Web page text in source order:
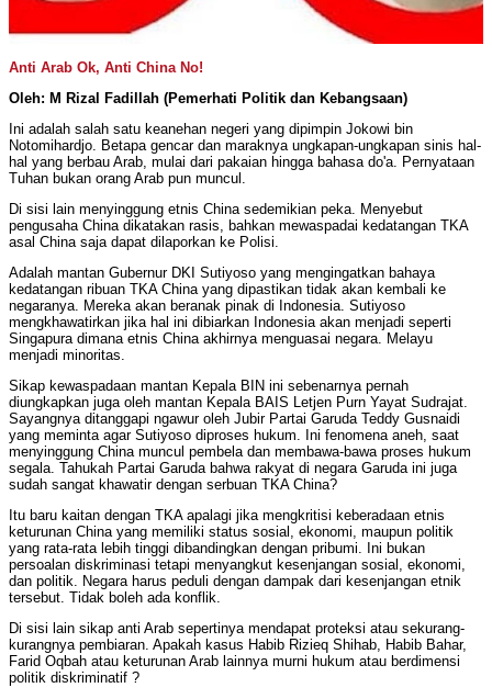
Anti Arab Ok, Anti China No!
Oleh: M Rizal Fadillah (Pemerhati Politik dan Kebangsaan)
Ini adalah salah satu keanehan negeri yang dipimpin Jokowi bin
Notomihardjo. Betapa gencar dan maraknya ungkapan-ungkapan sinis hal-
hal yang berbau Arab, mulai dari pakaian hingga bahasa do'a. Pernyataan
Tuhan bukan orang Arab pun muncul.
Di sisi lain menyinggung etnis China sedemikian peka. Menyebut
pengusaha China dikatakan rasis, bahkan mewaspadai kedatangan TKA
asal China saja dapat dilaporkan ke Polisi.
Adalah mantan Gubernur DKI Sutiyoso yang mengingatkan bahaya
kedatangan ribuan TKA China yang dipastikan tidak akan kembali ke
negaranya. Mereka akan beranak pinak di Indonesia. Sutiyoso
mengkhawatirkan jika hal ini dibiarkan Indonesia akan menjadi seperti
Singapura dimana etnis China akhirnya menguasai negara. Melayu
menjadi minoritas.
Sikap kewaspadaan mantan Kepala BIN ini sebenarnya pernah
diungkapkan juga oleh mantan Kepala BAIS Letjen Purn Yayat Sudrajat.
Sayangnya ditanggapi ngawur oleh Jubir Partai Garuda Teddy Gusnaidi
yang meminta agar Sutiyoso diproses hukum. Ini fenomena aneh, saat
menyinggung China muncul pembela dan membawa-bawa proses hukum
segala. Tahukah Partai Garuda bahwa rakyat di negara Garuda ini juga
sudah sangat khawatir dengan serbuan TKA China?
Itu baru kaitan dengan TKA apalagi jika mengkritisi keberadaan etnis
keturunan China yang memiliki status sosial, ekonomi, maupun politik
yang rata-rata lebih tinggi dibandingkan dengan pribumi. Ini bukan
persoalan diskriminasi tetapi menyangkut kesenjangan sosial, ekonomi,
dan politik. Negara harus peduli dengan dampak dari kesenjangan etnik
tersebut. Tidak boleh ada konflik.
Di sisi lain sikap anti Arab sepertinya mendapat proteksi atau sekurang-
kurangnya pembiaran. Apakah kasus Habib Rizieq Shihab, Habib Bahar,
Farid Oqbah atau keturunan Arab lainnya murni hukum atau berdimensi
politik diskriminatif ?